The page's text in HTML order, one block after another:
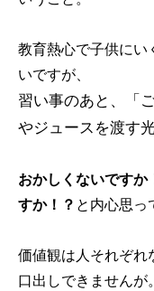
教育熱心で子供にい
いですが、
習い事のあと、「
やジュースを渡す光
おかしくないです
すか！？ と内心思っ
価値観は人それぞれ
口出しできませんが。